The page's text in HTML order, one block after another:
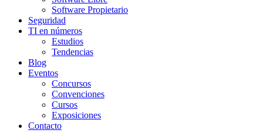
Software Propietario
Seguridad
TI en números
Estudios
Tendencias
Blog
Eventos
Concursos
Convenciones
Cursos
Exposiciones
Contacto